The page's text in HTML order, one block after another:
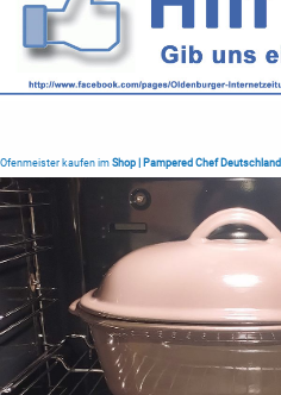
Ofenmeister kaufen im Shop | Pampered Chef Deutschland